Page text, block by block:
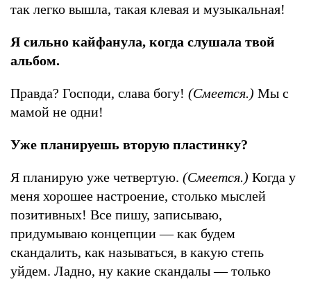
так легко вышла, такая клевая и музыкальная!
Я сильно кайфанула, когда слушала твой
альбом.
Правда? Господи, слава богу! (Смеется.) Мы с
мамой не одни!
Уже планируешь вторую пластинку?
Я планирую уже четвертую. (Смеется.) Когда у
меня хорошее настроение, столько мыслей
позитивных! Все пишу, записываю,
придумываю концепции — как будем
скандалить, как называться, в какую степь
уйдем. Ладно, ну какие скандалы — только